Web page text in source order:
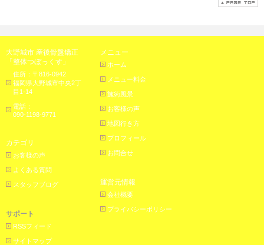
大野城市 産後骨盤矯正
「整体つぼっくす」
住所：〒816-0942
福岡県大野城市中央2丁
目1-14
電話：
090-1198-9771
メニュー
ホーム
メニュー料金
施術風景
お客様の声
地図行き方
プロフィール
お問合せ
カテゴリ
お客様の声
よくある質問
スタッフブログ 運営元情報
会社概要
プライバシーポリシー
サポート
RSSフィード
サイトマップ